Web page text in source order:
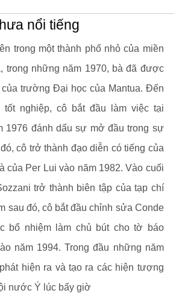
nổi tiếng
trong một thành phố nhỏ của miền
trong những năm 1970, bà đã được
của trường Đại học của Mantua. Đến
tốt nghiệp, cô bắt đầu làm việc tại
1976 đánh dấu sự mở đầu trong sự
cô trở thành đạo diễn có tiếng của
của Per Lui vào năm 1982. Vào cuối
trở thành biên tập của tạp chí
sau đó, cô bắt đầu chỉnh sửa Conde
bổ nhiệm làm chủ bút cho tờ báo
năm 1994. Trong đầu những năm
hiện ra và tạo ra các hiện tượng
nước Ý lúc bấy giờ